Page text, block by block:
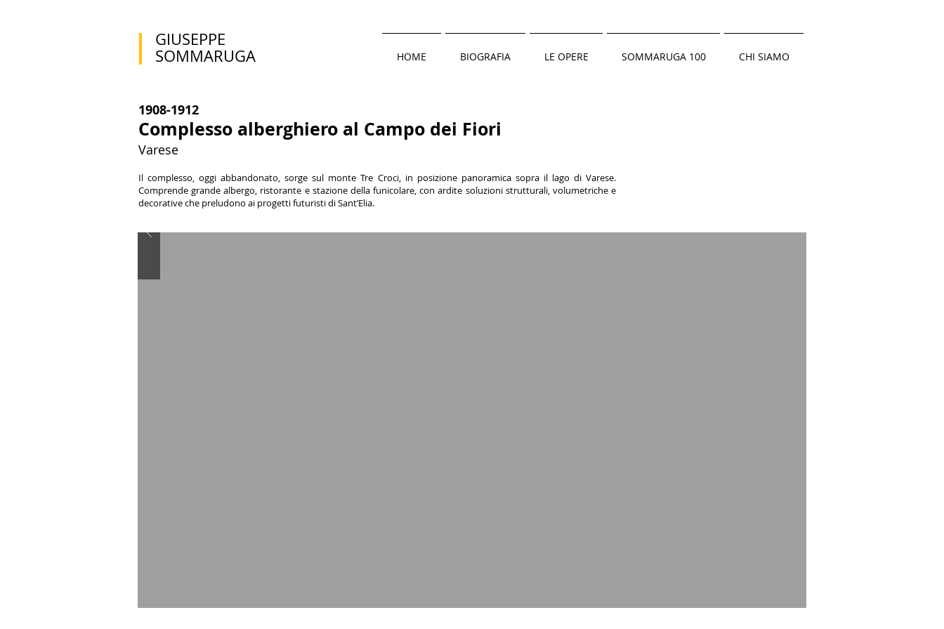
GIUSEPPE
SOMMARUGA
HOME BIOGRAFIA LE OPERE SOMMARUGA 100 CHI SIAMO
1908-1912
Complesso alberghiero al Campo dei Fiori
Varese
Il complesso, oggi abbandonato, sorge sul monte Tre Croci, in posizione panoramica sopra il lago di Varese.
Comprende grande albergo, ristorante e stazione della funicolare, con ardite soluzioni strutturali, volumetriche e
decorative che preludono ai progetti futuristi di Sant’Elia.